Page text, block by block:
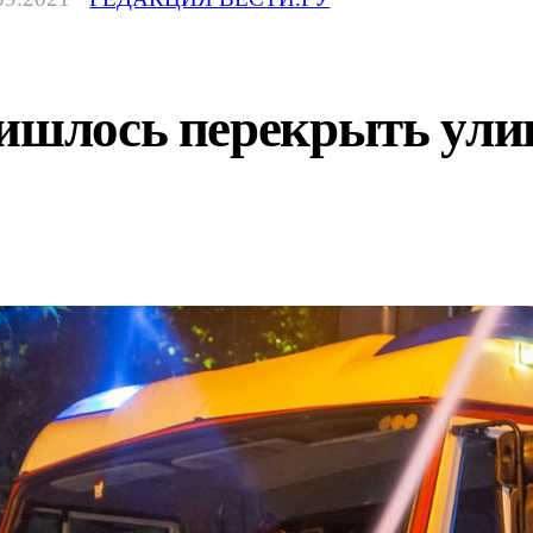
перекрыть